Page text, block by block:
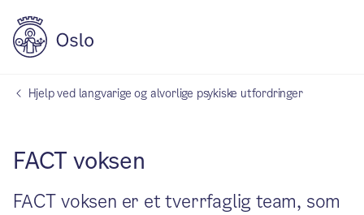
Hjelp ved langvarige og alvorlige psykiske utfordringer
FACT voksen
FACT voksen er et tverrfaglig team, som